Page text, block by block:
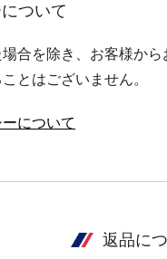
ついて
合を除き、お客様か
とはございません。
について
返品に